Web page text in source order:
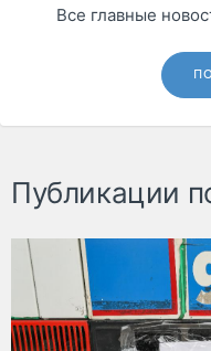
Все главные
Публикации